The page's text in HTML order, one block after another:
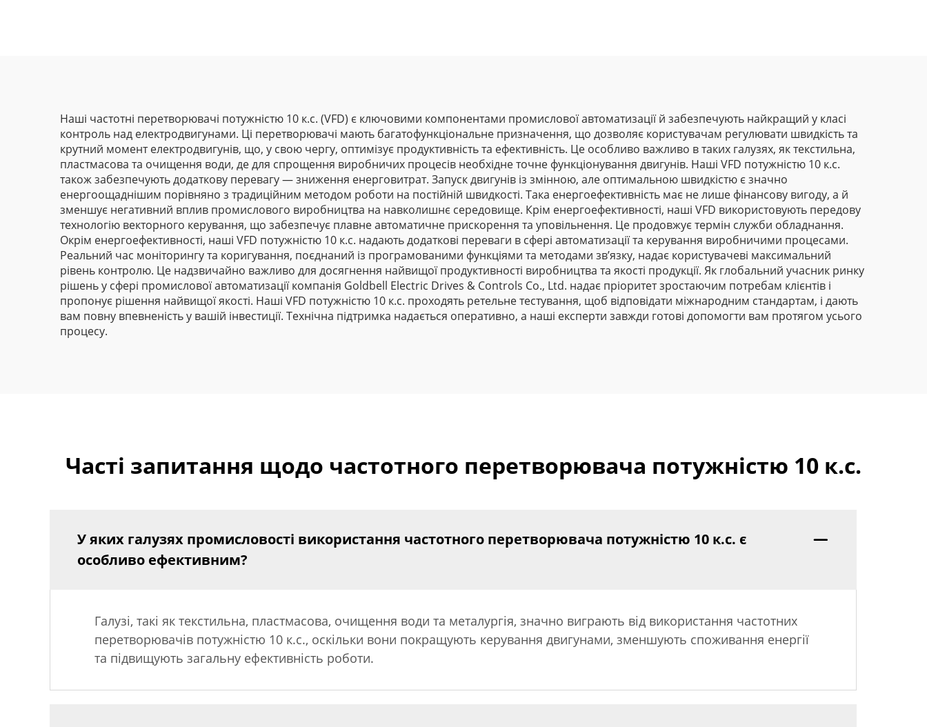
Наші частотні перетворювачі потужністю 10 к.с. (VFD) є ключовими компонентами промислової автоматизації й забезпечують найкращий у класі
контроль над електродвигунами. Ці перетворювачі мають багатофункціональне призначення, що дозволяє користувачам регулювати швидкість та
крутний момент електродвигунів, що, у свою чергу, оптимізує продуктивність та ефективність. Це особливо важливо в таких галузях, як текстильна,
пластмасова та очищення води, де для спрощення виробничих процесів необхідне точне функціонування двигунів. Наші VFD потужністю 10 к.с.
також забезпечують додаткову перевагу — зниження енерговитрат. Запуск двигунів із змінною, але оптимальною швидкістю є значно
енергоощаднішим порівняно з традиційним методом роботи на постійній швидкості. Така енергоефективність має не лише фінансову вигоду, а й
зменшує негативний вплив промислового виробництва на навколишнє середовище. Крім енергоефективності, наші VFD використовують передову
технологію векторного керування, що забезпечує плавне автоматичне прискорення та уповільнення. Це продовжує термін служби обладнання.
Окрім енергоефективності, наші VFD потужністю 10 к.с. надають додаткові переваги в сфері автоматизації та керування виробничими процесами.
Реальний час моніторингу та коригування, поєднаний із програмованими функціями та методами зв’язку, надає користувачеві максимальний
рівень контролю. Це надзвичайно важливо для досягнення найвищої продуктивності виробництва та якості продукції. Як глобальний учасник ринку
рішень у сфері промислової автоматизації компанія Goldbell Electric Drives & Controls Co., Ltd. надає пріоритет зростаючим потребам клієнтів і
пропонує рішення найвищої якості. Наші VFD потужністю 10 к.с. проходять ретельне тестування, щоб відповідати міжнародним стандартам, і дають
вам повну впевненість у вашій інвестиції. Технічна підтримка надається оперативно, а наші експерти завжди готові допомогти вам протягом усього
процесу.
Часті запитання щодо частотного перетворювача потужністю 10 к.с.
У яких галузях промисловості використання частотного перетворювача потужністю 10 к.с. є
особливо ефективним?
Галузі, такі як текстильна, пластмасова, очищення води та металургія, значно виграють від використання частотних
перетворювачів потужністю 10 к.с., оскільки вони покращують керування двигунами, зменшують споживання енергії
та підвищують загальну ефективність роботи.